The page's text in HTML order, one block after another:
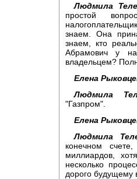
Людмила
простой
знаем. Она
знаем, кто
Абрамович у
владельцем?
Елена
Людмила
"Газпром".
Елена
Людмила
конечном
миллиардов,
несколько
дорого будущему